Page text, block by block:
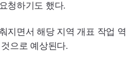
청하기도 했다.
지면서 해당 지역 개표 작업 역
으로 예상된다.